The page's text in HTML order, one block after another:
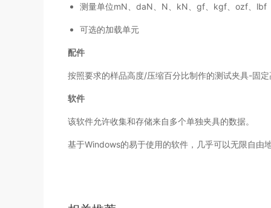
测量单位mN、daN、N、kN、gf、kgf、ozf、lbf
可选的加载单元
配件
按照要求的样品高度/压缩百分比制作的测试夹具-固
软件
该软件允许收集和存储来自多个单独夹具的数据。
基于Windows的易于使用的软件，几乎可以无限自由